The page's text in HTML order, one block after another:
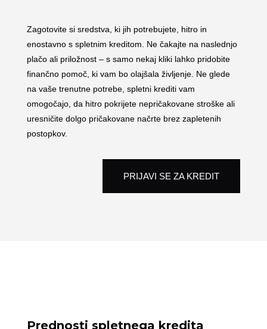
Zagotovite si sredstva, ki jih potrebujete, hitro in
enostavno s spletnim kreditom. Ne čakajte na naslednjo
plačo ali priložnost – s samo nekaj kliki lahko pridobite
finančno pomoč, ki vam bo olajšala življenje. Ne glede
na vaše trenutne potrebe, spletni krediti vam
omogočajo, da hitro pokrijete nepričakovane stroške ali
uresničite dolgo pričakovane načrte brez zapletenih
postopkov.
PRIJAVI SE ZA KREDIT
Prednosti spletnega kredita